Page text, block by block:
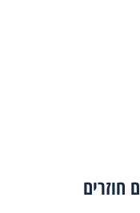
חוזרים